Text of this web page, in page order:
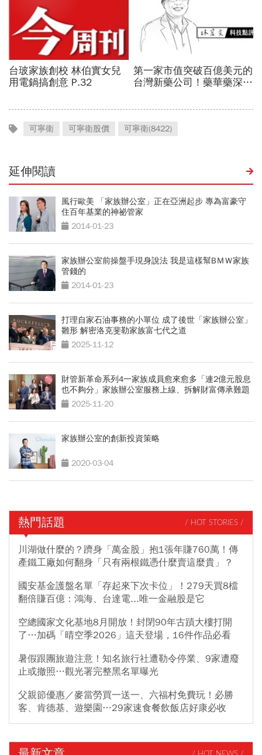
可寧衛 可寧衛股價 可寧衛(8422)
延伸閱讀
風行歐美 「家族辦公室」正在亞洲起步 專為富豪守
住百年基業的神祕管家
2014-01-23
家族辦公室前操盤手現身說法 我是這樣幫BＭＷ家族
管錢的
2014-01-23
打理自家石油事務的小單位 成了後世「家族辦公室」
雛形 解密洛克斐勒家族富七代之道
2025-11-12
財管新革命系列4一家族成員愈來愈多「連2億元股息
也不夠分」家族辦公室服務上線、拆解財富傳承難題
2025-11-20
家族辦公室的創新投資策略
2020-03-04
熱門話題 / HOT STORIES /
川湖做什麼的？躋身「萬金股」抱1張年賺760萬！傳
產鐵工廠如何翻身「只有兩根鐵憑什麼賣這麼貴」？
國安基金護盤名單「存起來下次卡位」！279天買8檔
翻倍賺百億：鴻海、台達電...唯一金融股是它
空總國家文化基地8月開放！封閉90年古蹟大樓打開
了…加碼「晴空季2026」這天登場，16件作品必看
暑假跟團旅遊注意！知名旅行社遭勒令停業、9家遭廢
止或撤照…觀光署完整黑名單曝光
父親節優惠／麥當勞買一送一、六福村免費玩！必勝
客、肯德基、遊樂園…29家速食餐飲飯店好康必收